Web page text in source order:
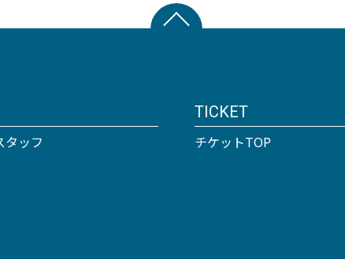
タッフ
TICKET
チケットTOP